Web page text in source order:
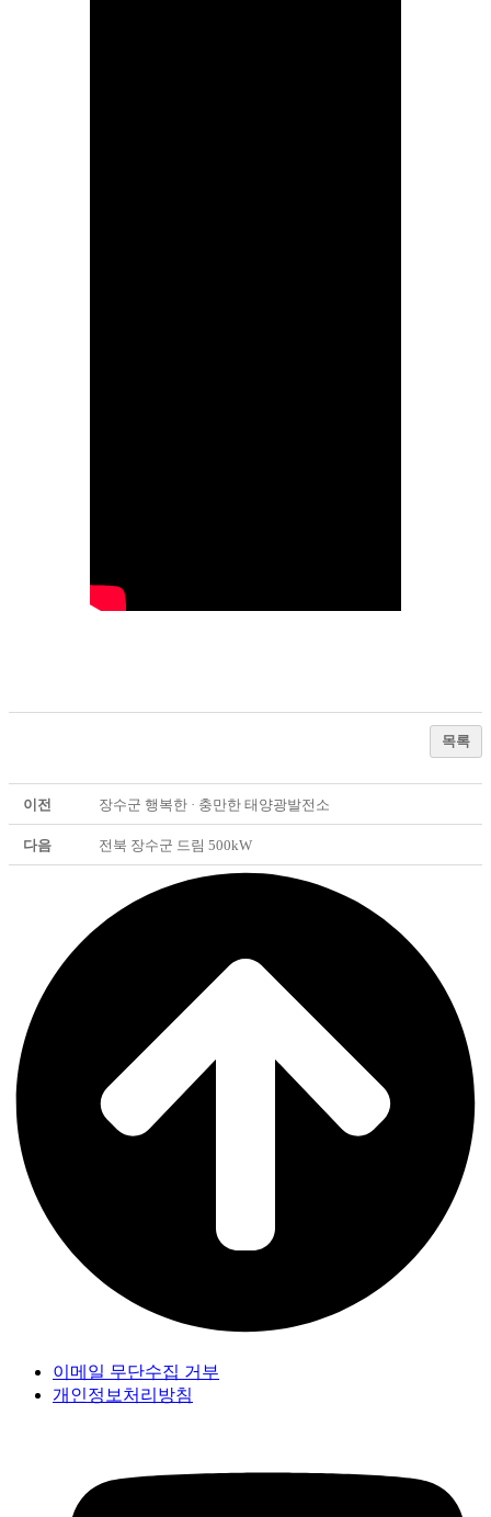
목록
이전 장수군 행복한 · 충만한 태양광발전소
다음 전북 장수군 드림 500kW
이메일 무단수집 거부
개인정보처리방침